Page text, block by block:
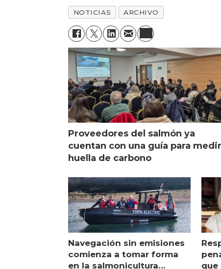
NOTICIAS ARCHIVO
Proveedores del salmón ya
cuentan con una guía para
huella de carbono
Navegación sin emisiones
comienza a tomar forma
en la salmonicultura
que